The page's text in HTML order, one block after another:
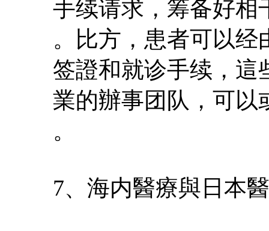
手续请求，筹备好相
。比方，患者可以
签證和就诊手续，這
業的辦事团队，可以
。
7、海内醫療與日本